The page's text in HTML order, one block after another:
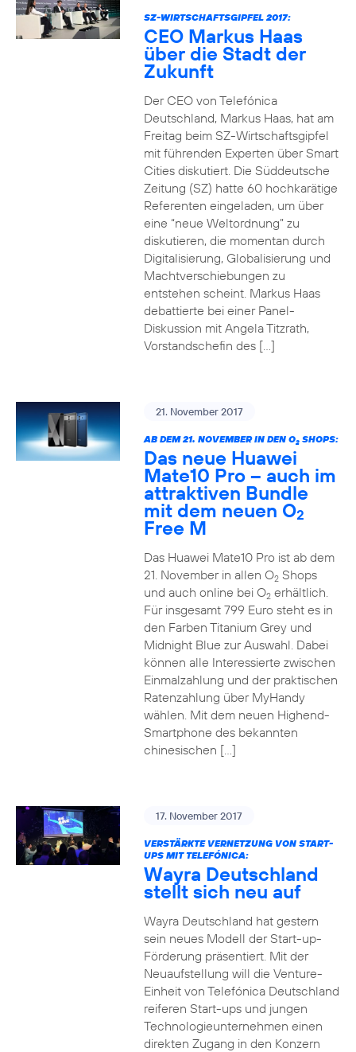
SZ-WIRTSCHAFTSGIPFEL 2017:
CEO Markus Haas
über die Stadt der
Zukunft
Der CEO von Telefónica
Deutschland, Markus Haas, hat am
Freitag beim SZ-Wirtschaftsgipfel
mit führenden Experten über Smart
Cities diskutiert. Die Süddeutsche
Zeitung (SZ) hatte 60 hochkarätige
Referenten eingeladen, um über
eine “neue Weltordnung” zu
diskutieren, die momentan durch
Digitalisierung, Globalisierung und
Machtverschiebungen zu
entstehen scheint. Markus Haas
debattierte bei einer Panel-
Diskussion mit Angela Titzrath,
Vorstandschefin des […]
21. November 2017
AB DEM 21. NOVEMBER IN DEN O2SHOPS:
Das neue Huawei
Mate10 Pro – auch im
attraktiven Bundle
mit dem neuen O2
Free M
Das Huawei Mate10 Pro ist ab dem
21. November in allen O2Shops
und auch online bei O2erhältlich.
Für insgesamt 799 Euro steht es in
den Farben Titanium Grey und
Midnight Blue zur Auswahl. Dabei
können alle Interessierte zwischen
Einmalzahlung und der praktischen
Ratenzahlung über MyHandy
wählen. Mit dem neuen Highend-
Smartphone des bekannten
chinesischen […]
17. November 2017
VERSTÄRKTE VERNETZUNG VON START-
UPS MIT TELEFÓNICA:
Wayra Deutschland
stellt sich neu auf
Wayra Deutschland hat gestern
sein neues Modell der Start-up-
Förderung präsentiert. Mit der
Neuaufstellung will die Venture-
Einheit von Telefónica Deutschland
reiferen Start-ups und jungen
Technologieunternehmen einen
direkten Zugang in den Konzern